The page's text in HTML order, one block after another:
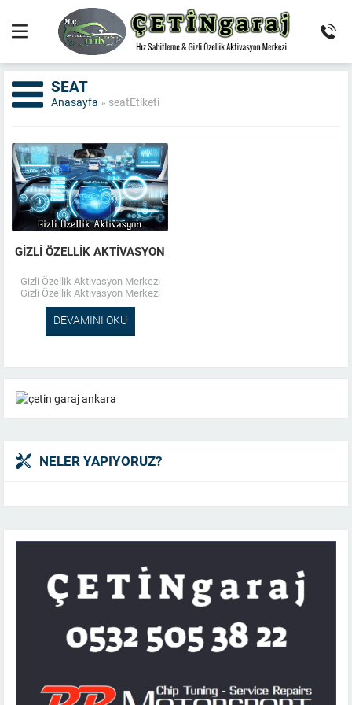
SEAT
Anasayfa » seatEtiketi
GIZLI ÖZELLIK AKTIVASYON
Gizli Özellik Aktivasyon Merkezi
Gizli Özellik Aktivasyon Merkezi
olarak; Fabrikaların araçlarda
kapatmış olduğu gizli özellikleri
açarak, aracınızın gerçek gücünü
ve...
DEVAMINI OKU
NELER YAPIYORUZ?